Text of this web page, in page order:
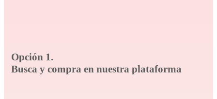
Opción 1.
Busca y compra en nuestra plataforma